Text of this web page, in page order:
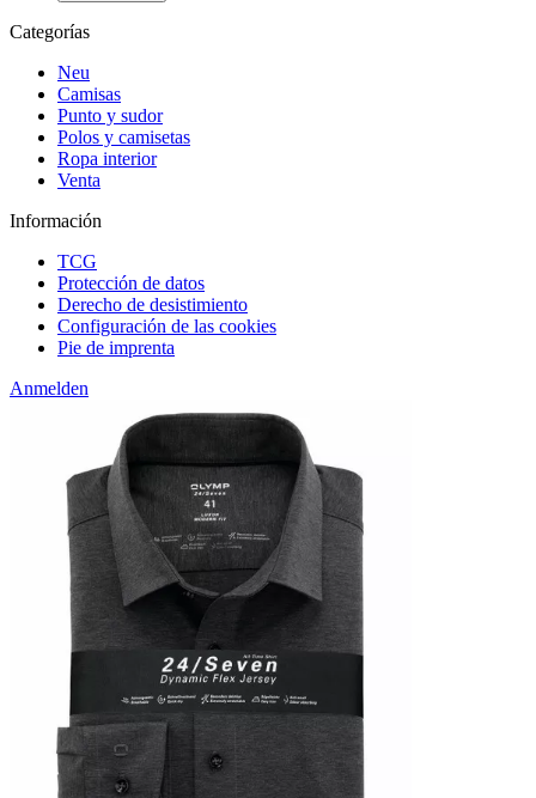
Categorías
Neu
Camisas
Punto y sudor
Polos y camisetas
Ropa interior
Venta
Información
TCG
Protección de datos
Derecho de desistimiento
Configuración de las cookies
Pie de imprenta
Anmelden